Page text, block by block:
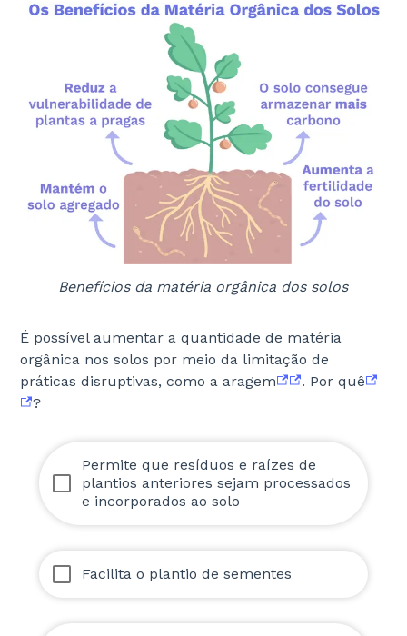
Benefícios da matéria orgânica dos solos
É possível aumentar a quantidade de matéria
orgânica nos solos por meio da limitação de
práticas disruptivas, como a aragem
. Por quê
?
Permite que resíduos e raízes de
plantios anteriores sejam processados
e incorporados ao solo
Facilita o plantio de sementes